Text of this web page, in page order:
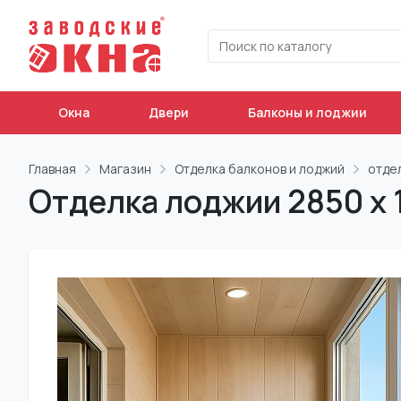
Окна Двери Балконы и лоджии
Главная Магазин Отделка балконов и лоджий
Отделка лоджии 2850 х